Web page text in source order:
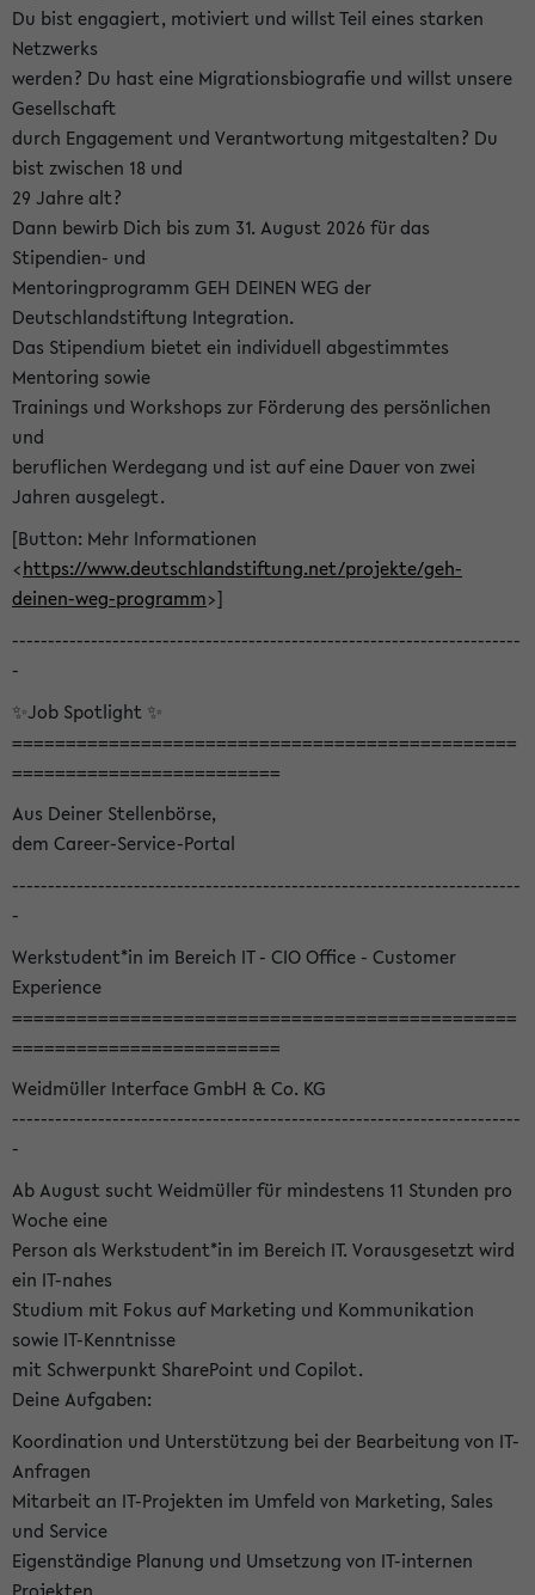
Du bist engagiert, motiviert und willst Teil eines starken
Netzwerks
werden? Du hast eine Migrationsbiografie und willst unsere
Gesellschaft
durch Engagement und Verantwortung mitgestalten? Du
bist zwischen 18 und
29 Jahre alt?
Dann bewirb Dich bis zum 31. August 2026 für das
Stipendien- und
Mentoringprogramm GEH DEINEN WEG der
Deutschlandstiftung Integration.
Das Stipendium bietet ein individuell abgestimmtes
Mentoring sowie
Trainings und Workshops zur Förderung des persönlichen
und
beruflichen Werdegang und ist auf eine Dauer von zwei
Jahren ausgelegt.
[Button: Mehr Informationen
<https://www.deutschlandstiftung.net/projekte/geh-
deinen-weg-programm>]
-----------------------------------------------------------------------
-
✨Job Spotlight ✨
===============================================
=========================
Aus Deiner Stellenbörse,
dem Career-Service-Portal
-----------------------------------------------------------------------
-
Werkstudent*in im Bereich IT - CIO Office - Customer
Experience
===============================================
=========================
Weidmüller Interface GmbH & Co. KG
-----------------------------------------------------------------------
-
Ab August sucht Weidmüller für mindestens 11 Stunden pro
Woche eine
Person als Werkstudent*in im Bereich IT. Vorausgesetzt wird
ein IT-nahes
Studium mit Fokus auf Marketing und Kommunikation
sowie IT-Kenntnisse
mit Schwerpunkt SharePoint und Copilot.
Deine Aufgaben:
Koordination und Unterstützung bei der Bearbeitung von IT-
Anfragen
Mitarbeit an IT-Projekten im Umfeld von Marketing, Sales
und Service
Eigenständige Planung und Umsetzung von IT-internen